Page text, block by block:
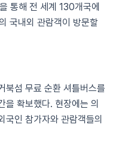
통해 전 세계 130개국에
국내외 관람객이 방문할
북섬 무료 순환 셔틀버스를
확보했다. 현장에는 의
국인 참가자와 관람객들의